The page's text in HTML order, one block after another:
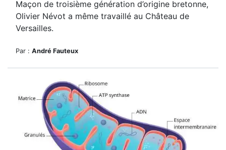
Maçon de troisième génération d’origine bretonne,
Olivier Névot a même travaillé au Château de
Versailles.
Par : André Fauteux